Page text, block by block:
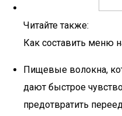
Читайте также:
Как составить меню
Пищевые волокна,
дают быстрое
предотвратить